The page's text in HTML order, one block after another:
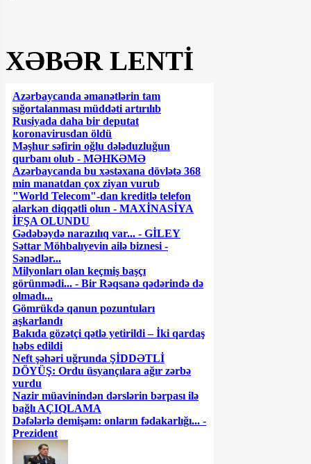
XƏBƏR LENTİ
Azərbaycanda əmanətlərin tam
sığortalanması müddəti artırılıb
Rusiyada daha bir deputat
koronavirusdan öldü
Məşhur səfirin oğlu dələduzluğun
qurbanı olub - MƏHKƏMƏ
Azərbaycanda bu xəstəxana dövlətə 368
min manatdan çox ziyan vurub
"World Telecom"-dan kreditlə telefon
alarkən diqqətli olun - MAXİNASİYA
İFŞA OLUNDU
Gədəbəydə narazılıq var... - GİLEY
Səttar Möhbalıyevin ailə biznesi -
Sənədlər...
Milyonları olan keçmiş başçı
görünmədi... - Bir Rəqsanə qədərində də
olmadı...
Gömrükdə qanun pozuntuları
aşkarlandı
Bakıda gözətçi qətlə yetirildi – İki qardaş
həbs edildi
Neft şəhəri uğrunda ŞİDDƏTLİ
DÖYÜŞ: Ordu üsyançılara ağır zərbə
vurdu
Nazir müavinindən dərslərin bərpası ilə
bağlı AÇIQLAMA
Dəfələrlə demişəm: onların fədakarlığı... -
Prezident